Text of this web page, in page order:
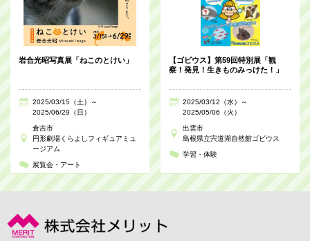
岩合光昭写真展「ねこのとけい」
2025/03/15（土）～
2025/06/29（日）
倉吉市
円形劇場くらよしフィギュアミュ
ージアム
展覧会・アート
【ゴビウス】第59回特別展「観
察！発見！生きものみっけた！」
2025/03/12（水）～
2025/05/06（火）
出雲市
島根県立宍道湖自然館ゴビウス
学習・体験